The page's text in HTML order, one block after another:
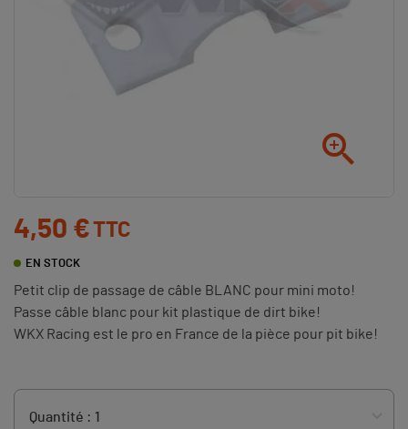

4,50 €TTC
EN STOCK
Petit clip de passage de câble BLANC pour mini moto!
Passe câble blanc pour kit plastique de dirt bike!
WKX Racing est le pro en France de la pièce pour pit bike!